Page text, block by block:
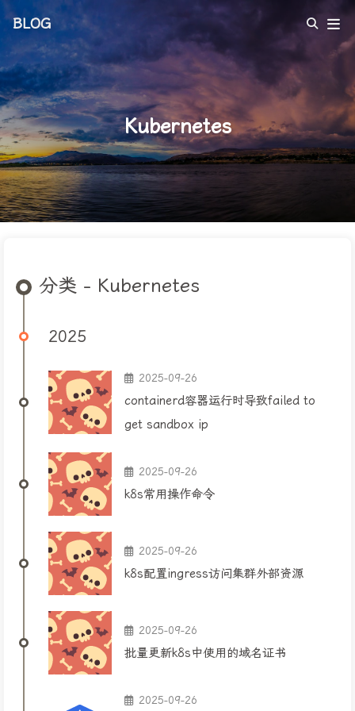
BLOG
Kubernetes
分类 - Kubernetes
2025
2025-09-26
containerd容器运行时导致failed to
get sandbox ip
2025-09-26
k8s常用操作命令
2025-09-26
k8s配置ingress访问集群外部资源
2025-09-26
批量更新k8s中使用的域名证书
2025-09-26